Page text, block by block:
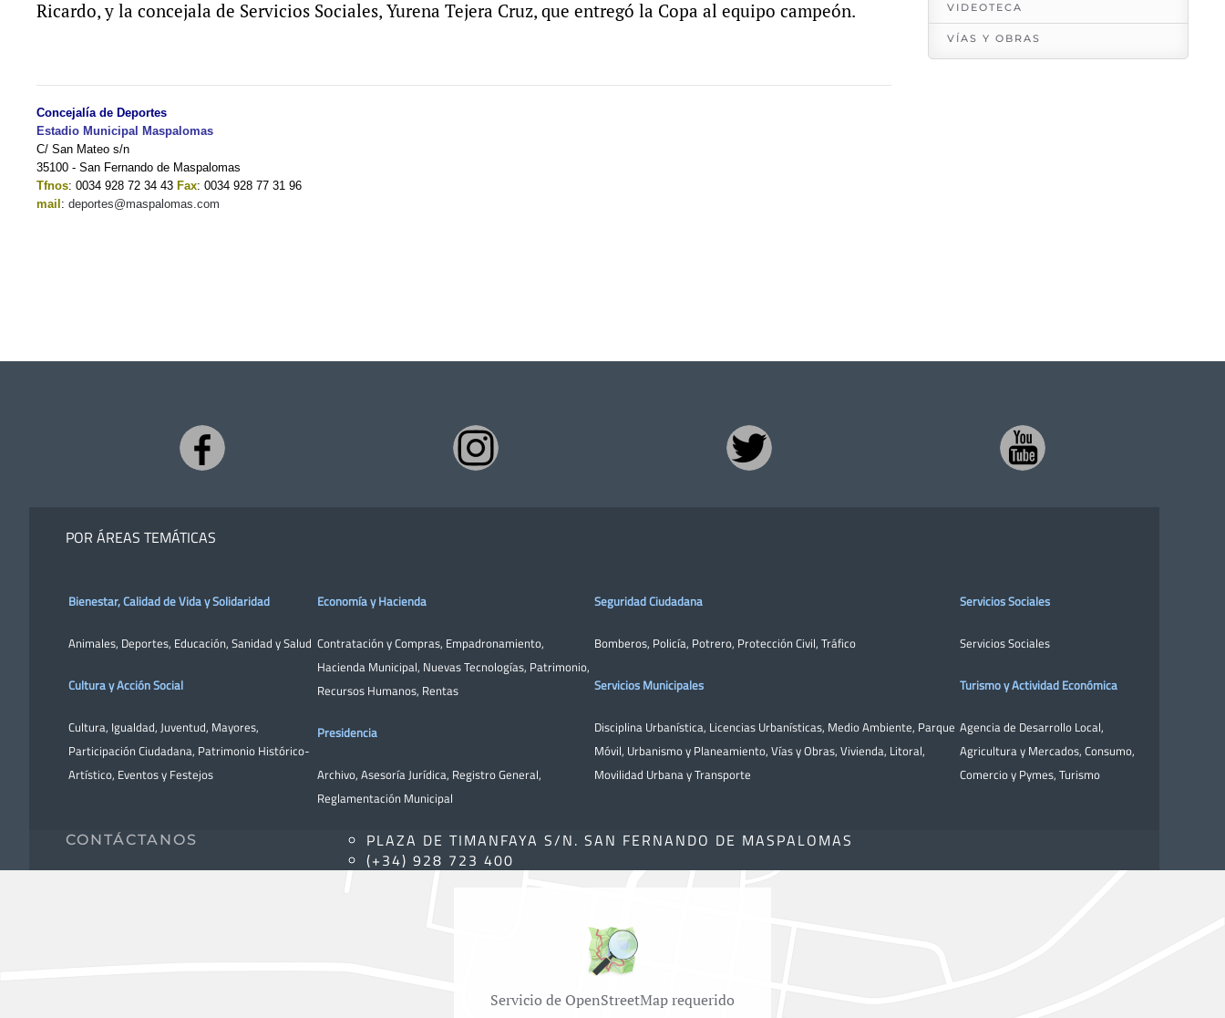
Ricardo, y la concejala de Servicios Sociales, Yurena Tejera Cruz, que entregó la Copa al equipo campeón.
Concejalía de Deportes
Estadio Municipal Maspalomas
C/ San Mateo s/n
35100 - San Fernando de Maspalomas
Tfnos: 0034 928 72 34 43 Fax: 0034 928 77 31 96
mail : deportes@maspalomas.com
VIDEOTECA
VÍAS Y OBRAS
POR ÁREAS TEMÁTICAS
Bienestar, Calidad de Vida y Solidaridad
Animales, Deportes, Educación, Sanidad y Salud
Cultura y Acción Social
Cultura, Igualdad, Juventud, Mayores,
Participación Ciudadana, Patrimonio Histórico-
Artístico, Eventos y Festejos
Economía y Hacienda
Contratación y Compras, Empadronamiento,
Hacienda Municipal, Nuevas Tecnologías, Patrimonio,
Recursos Humanos, Rentas
Presidencia
Archivo, Asesoría Jurídica, Registro General,
Reglamentación Municipal
Seguridad Ciudadana
Bomberos, Policía, Potrero, Protección Civil, Tráfico
Servicios Municipales
Disciplina Urbanística, Licencias Urbanísticas, Medio Ambiente, Parque
Móvil, Urbanismo y Planeamiento, Vías y Obras, Vivienda, Litoral,
Movilidad Urbana y Transporte
Servicios Sociales
Servicios Sociales
Turismo y Actividad Económica
Agencia de Desarrollo Local,
Agricultura y Mercados, Consumo,
Comercio y Pymes, Turismo
CONTÁCTANOS
PLAZA DE TIMANFAYA S/N. SAN FERNANDO DE MASPALOMAS
(+34) 928 723 400
Servicio de OpenStreetMap requerido